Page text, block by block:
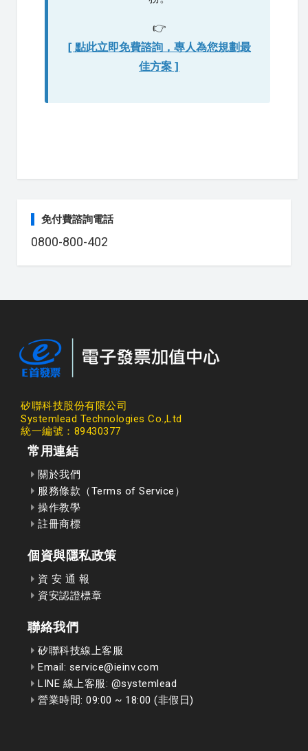
👉
[ 點此立即免費諮詢，專人為您規劃最
佳方案 ]
免付費諮詢電話
0800-800-402
矽聯科技股份有限公司
Systemlead Technologies Co.,Ltd
統一編號：89430377
常用連結
關於我們
服務條款（Terms of Service）
操作教學
註冊商標
個資與隱私政策
資 安 通 報
資安認證標章
聯絡我們
矽聯科技線上客服
Email: service@ieinv.com
LINE 線上客服: @systemlead
營業時間: 09:00 ~ 18:00 (非假日)